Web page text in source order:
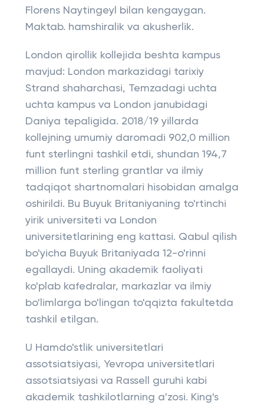
Florens Naytingeyl bilan kengaygan.
Maktab. hamshiralik va akusherlik.
London qirollik kollejida beshta kampus
mavjud: London markazidagi tarixiy
Strand shaharchasi, Temzadagi uchta
uchta kampus va London janubidagi
Daniya tepaligida. 2018/19 yillarda
kollejning umumiy daromadi 902,0 million
funt sterlingni tashkil etdi, shundan 194,7
million funt sterling grantlar va ilmiy
tadqiqot shartnomalari hisobidan amalga
oshirildi. Bu Buyuk Britaniyaning to'rtinchi
yirik universiteti va London
universitetlarining eng kattasi. Qabul qilish
bo'yicha Buyuk Britaniyada 12-o'rinni
egallaydi. Uning akademik faoliyati
ko'plab kafedralar, markazlar va ilmiy
bo'limlarga bo'lingan to'qqizta fakultetda
tashkil etilgan.
U Hamdo'stlik universitetlari
assotsiatsiyasi, Yevropa universitetlari
assotsiatsiyasi va Rassell guruhi kabi
akademik tashkilotlarning a'zosi. King's